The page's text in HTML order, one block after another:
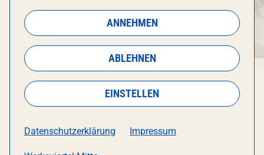
MEHR WOMBATS
ANNEHMEN
ABLEHNEN
EINSTELLEN
Datenschutzerklärung Impressum